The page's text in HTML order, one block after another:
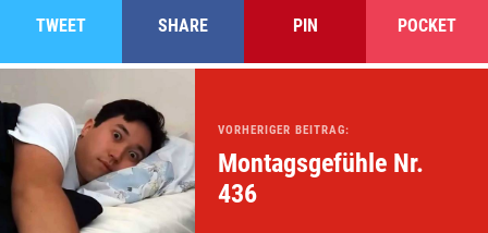
TWEET SHARE PIN POCKET
VORHERIGER BEITRAG:
Montagsgefühle Nr.
436